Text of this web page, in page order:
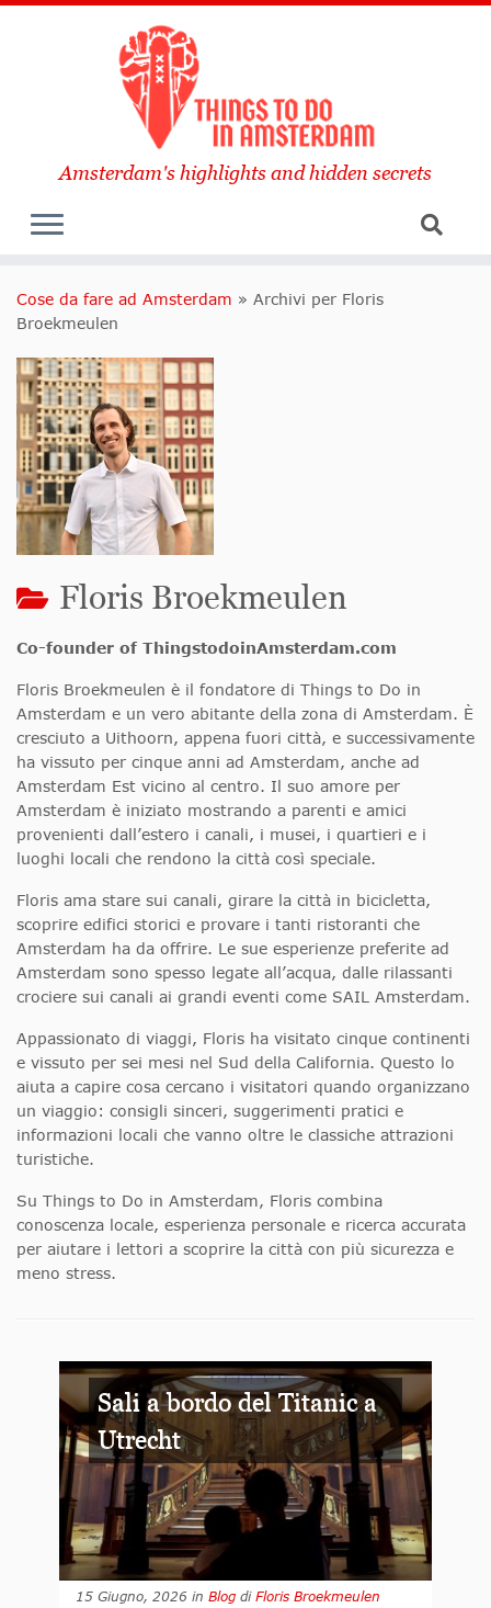
Amsterdam's highlights and hidden secrets
Cose da fare ad Amsterdam » Archivi per Floris
Broekmeulen
Floris Broekmeulen
Co-founder of ThingstodoinAmsterdam.com
Floris Broekmeulen è il fondatore di Things to Do in
Amsterdam e un vero abitante della zona di Amsterdam. È
cresciuto a Uithoorn, appena fuori città, e successivamente
ha vissuto per cinque anni ad Amsterdam, anche ad
Amsterdam Est vicino al centro. Il suo amore per
Amsterdam è iniziato mostrando a parenti e amici
provenienti dall’estero i canali, i musei, i quartieri e i
luoghi locali che rendono la città così speciale.
Floris ama stare sui canali, girare la città in bicicletta,
scoprire edifici storici e provare i tanti ristoranti che
Amsterdam ha da offrire. Le sue esperienze preferite ad
Amsterdam sono spesso legate all’acqua, dalle rilassanti
crociere sui canali ai grandi eventi come SAIL Amsterdam.
Appassionato di viaggi, Floris ha visitato cinque continenti
e vissuto per sei mesi nel Sud della California. Questo lo
aiuta a capire cosa cercano i visitatori quando organizzano
un viaggio: consigli sinceri, suggerimenti pratici e
informazioni locali che vanno oltre le classiche attrazioni
turistiche.
Su Things to Do in Amsterdam, Floris combina
conoscenza locale, esperienza personale e ricerca accurata
per aiutare i lettori a scoprire la città con più sicurezza e
meno stress.
Sali a bordo del Titanic a
Utrecht
15 Giugno, 2026 in Blog di Floris Broekmeulen